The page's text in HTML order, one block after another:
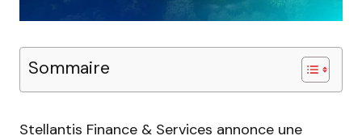
Sommaire
Stellantis Finance & Services annonce une